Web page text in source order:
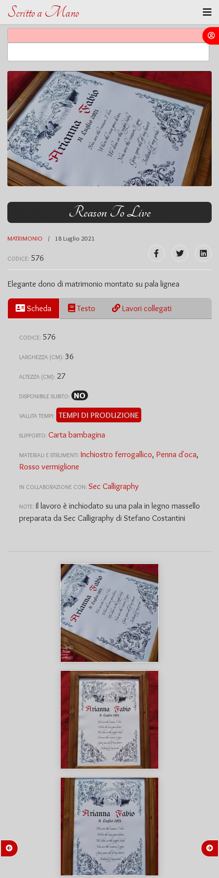
Scritto a Mano
Reason To Live
MATRIMONIO 18 Luglio 2021
CODICE: 576
Elegante dono di matrimonio montato su pala lignea
Scheda Testo Lavori collegati
CODICE: 576
LARGHEZZA (CM): 36
ALTEZZA (CM): 27
DISPONIBILE SUBITO: NO
VALUTA TEMPI: TEMPI DI PRODUZIONE
SUPPORTO: Carta bambagina
MATERIALI E STRUMENTI: Inchiostro ferrogallico, Penna d'oca,
Rosso vermiglione
IN COLLABORAZIONE CON: Sec Calligraphy
NOTE: Il lavoro è inchiodato su una pala in legno massello
preparata da Sec Calligraphy di Stefano Costantini